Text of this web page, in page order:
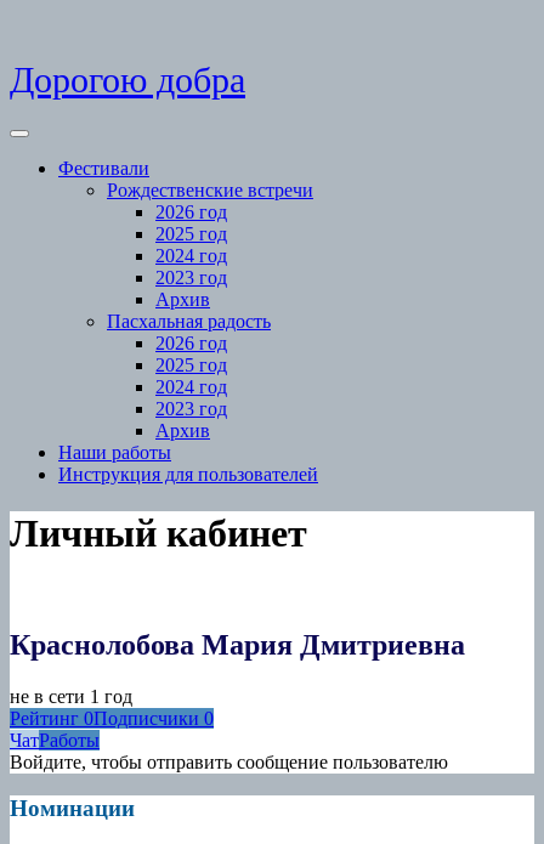
Skip
to
Дорогою добра
Open
Фестивали
Рождественские встречи
2026 год
2025 год
2024 год
2023 год
Архив
Пасхальная радость
2026 год
2025 год
2024 год
2023 год
Архив
Наши работы
Инструкция для пользователей
Close
Menu
Личный кабинет
Краснолобова Мария Дмитриевна
не в сети 1 год
Рейтинг 0Подписчики 0
ЧатРаботы
Войдите, чтобы отправить сообщение пользователю
Номинации